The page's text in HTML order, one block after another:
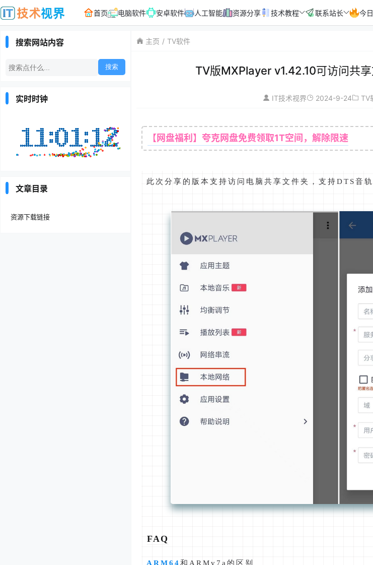
首页 电脑软件 安卓软件 人工智能 资源分享 技术教程 联系站长 今
搜索网站内容
实时时钟
文章目录
资源下载链接
主页 TV软件
TV版MXPlayer v1.42.10可访问共
IT技术视界 2024-9-24 TV
【网盘福利】夸克网盘免费领取1T空间，解除限速
此次分享的版本支持访问电脑共享文件夹，支持DTS音
FAQ
ARM64和ARMv7a的区别